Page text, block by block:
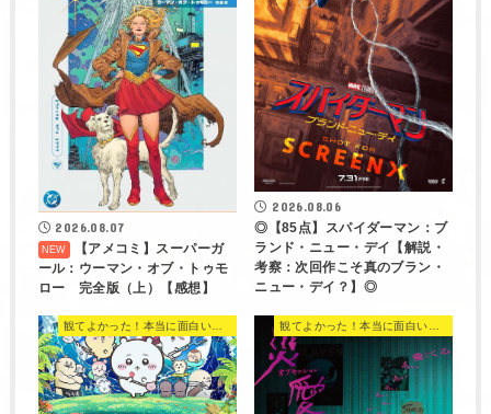
2026.08.07
【アメコミ】スーパーガ
ール：ウーマン・オブ・トゥモ
ロー 完全版（上）【感想】
2026.08.06
◎【85点】スパイダーマン：ブ
ランド・ニュー・デイ【解説・
考察：次回作こそ真のブラン・
ニュー・デイ？】◎
観てよかった！本当に面白い映画 560選 観てよかった！本当に面白い映画 560選